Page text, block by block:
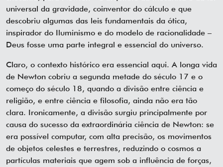
universal da gravidade, coinventor do cálculo e que
descobriu algumas das leis fundamentais da ótica,
inspirador do Iluminismo e do modelo de racionalidade –
Deus fosse uma parte integral e essencial do universo.
Claro, o contexto histórico era essencial aqui. A longa vida
de Newton cobriu a segunda metade do século 17 e o
começo do século 18, quando a divisão entre ciência e
religião, e entre ciência e filosofia, ainda não era tão
clara. Ironicamente, a divisão surgiu principalmente por
causa do sucesso da extraordinária ciência de Newton: se
era possível computar, com alta precisão, os movimentos
de objetos celestes e terrestres, reduzindo o cosmos a
partículas materiais que agem sob a influência de forças,